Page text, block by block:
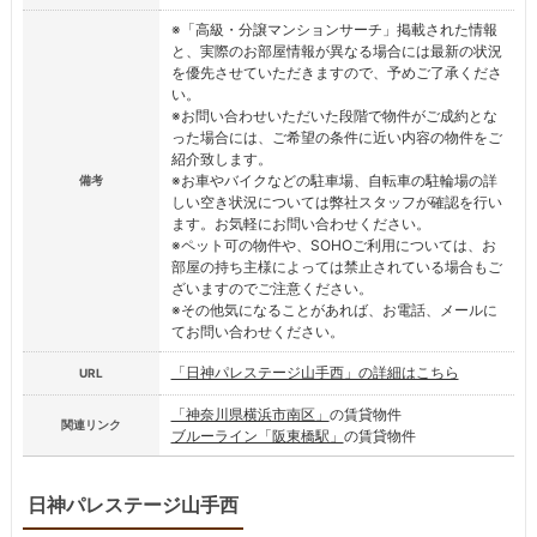
備考
※「高級・分譲マンションサーチ」掲載された情報
と、実際のお部屋情報が異なる場合には最新の状況
を優先させていただきますので、予めご了承くださ
い。
※お問い合わせいただいた段階で物件がご成約とな
った場合には、ご希望の条件に近い内容の物件をご
紹介致します。
※お車やバイクなどの駐車場、自転車の駐輪場の詳
しい空き状況については弊社スタッフが確認を行い
ます。お気軽にお問い合わせください。
※ペット可の物件や、SOHOご利用については、お
部屋の持ち主様によっては禁止されている場合もご
ざいますのでご注意ください。
※その他気になることがあれば、お電話、メールに
てお問い合わせください。
URL 「日神パレステージ山手西」の詳細はこちら
関連リンク
「神奈川県横浜市南区」 の賃貸物件
ブルーライン「阪東橋駅」 の賃貸物件
日神パレステージ山手西